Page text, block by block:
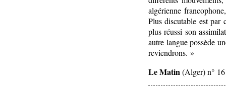
algérienne
Plus discutable est par
plus réussi son
autre langue possède
reviendrons. »
Le Matin(Alger) n°